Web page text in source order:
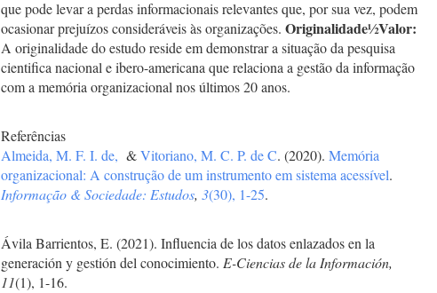
que pode levar a perdas informacionais relevantes que, por sua vez, podem
ocasionar prejuízos consideráveis às organizações.Originalidade½Valor:
A originalidade do estudo reside em demonstrar a situação da pesquisa
cientifica nacional e ibero-americana que relaciona a gestão da informação
com a memória organizacional nos últimos 20 anos.
Referências
Almeida, M. F. I. de, &Vitoriano, M. C. P. de C. (2020).Memória
organizacional: A construção de um instrumento em sistema acessível.
Informação & Sociedade: Estudos,3(30), 1-25.
Ávila Barrientos, E. (2021). Influencia de los datos enlazados en la
generación y gestión del conocimiento.E-Ciencias de la Información,
11(1), 1-16.